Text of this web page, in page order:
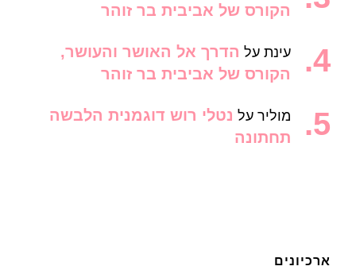
הקורס של אביבית בר זוהר
עינת על הדרך אל האושר והעושר,
הקורס של אביבית בר זוהר
מוליר על נטלי רוש דוגמנית הלבשה
תחתונה
ארכיונים